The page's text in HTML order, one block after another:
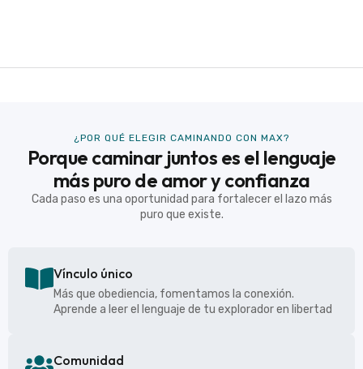
¿POR QUÉ ELEGIR CAMINANDO CON MAX?
Porque caminar juntos es el lenguaje
más puro de amor y confianza
Cada paso es una oportunidad para fortalecer el lazo más
puro que existe.
Vínculo único
Más que obediencia, fomentamos la conexión.
Aprende a leer el lenguaje de tu explorador en libertad
Comunidad